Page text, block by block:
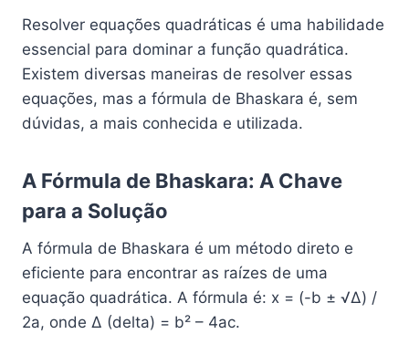
Resolver equações quadráticas é uma habilidade
essencial para dominar a função quadrática.
Existem diversas maneiras de resolver essas
equações, mas a fórmula de Bhaskara é, sem
dúvidas, a mais conhecida e utilizada.
A Fórmula de Bhaskara: A Chave
para a Solução
A fórmula de Bhaskara é um método direto e
eficiente para encontrar as raízes de uma
equação quadrática. A fórmula é: x = (-b ± √Δ) /
2a, onde Δ (delta) = b² – 4ac.